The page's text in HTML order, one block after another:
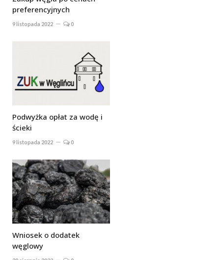
preferencyjnych
9 listopada 2022 0
Podwyżka opłat za wodę i
ścieki
9 listopada 2022 0
Wniosek o dodatek
węglowy